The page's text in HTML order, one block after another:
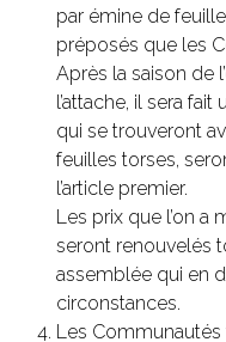
par émine de
préposés que les
Après la saison de
l’attache, il sera
qui se trouveront
feuilles torses,
l’article premier.
Les prix que l’on a
seront renouvelés
assemblée qui en
circonstances.
Les